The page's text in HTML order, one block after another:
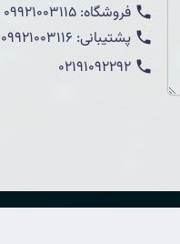
فروشگاه: 09921003115
پشتیبانی: 09921003116
02191092292